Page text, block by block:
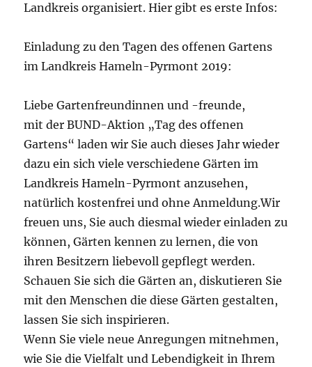
Landkreis organisiert. Hier gibt es erste Infos:
Einladung zu den Tagen des offenen Gartens
im Landkreis Hameln-Pyrmont 2019:
Liebe Gartenfreundinnen und -freunde,
mit der BUND-Aktion „Tag des offenen
Gartens“ laden wir Sie auch dieses Jahr wieder
dazu ein sich viele verschiedene Gärten im
Landkreis Hameln-Pyrmont anzusehen,
natürlich kostenfrei und ohne Anmeldung.Wir
freuen uns, Sie auch diesmal wieder einladen zu
können, Gärten kennen zu lernen, die von
ihren Besitzern liebevoll gepflegt werden.
Schauen Sie sich die Gärten an, diskutieren Sie
mit den Menschen die diese Gärten gestalten,
lassen Sie sich inspirieren.
Wenn Sie viele neue Anregungen mitnehmen,
wie Sie die Vielfalt und Lebendigkeit in Ihrem